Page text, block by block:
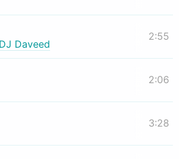
DJ Daveed
2:55
2:06
3:28